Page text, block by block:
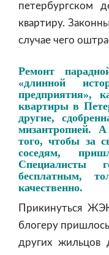
петербургском
квартиру.
случае чего
Ремонт
«длинной
предприятия»,
квартиры в
другие,
мизантропией.
того, чтобы за
соседям,
Специалисты
бесплатным,
качественно.
Прикинуться
блогеру
других жильцов